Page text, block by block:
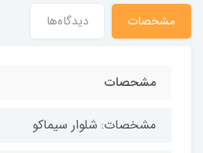
مشخصات دیدگاه‌ها
مشحصات
مشخصات: شلوار سیماکو